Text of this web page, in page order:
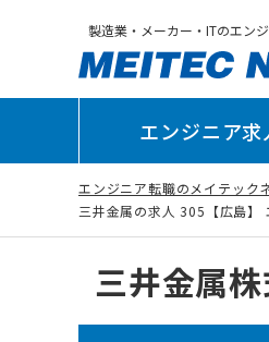
製造業・メーカー・ITのエン
エンジニア求
エンジニア転職のメイテック
三井金属の求人 305【広島
三井金属